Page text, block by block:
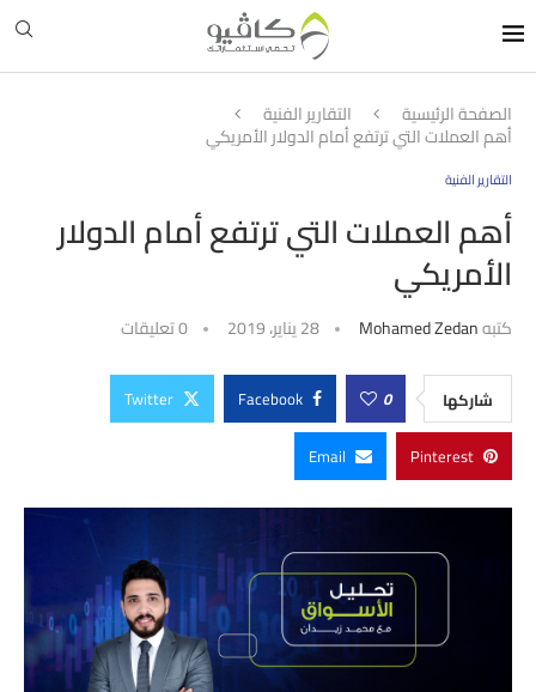
الصفحة الرئيسية التقارير الفنية
أهم العملات التي ترتفع أمام الدولار الأمريكي
التقارير الفنية
أهم العملات التي ترتفع أمام الدولار
الأمريكي
كتبهMohamed Zedan 28 يناير، 2019 0 تعليقات
شاركها 0
Facebook
Twitter
Pinterest
Email